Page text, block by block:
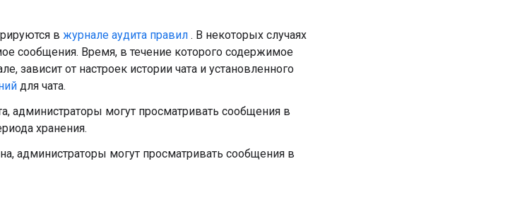
в журнале аудита правил . В некоторых случаях
сообщения. Время, в течение которого содержимое
зависит от настроек истории чата и установленного
для чата.
администраторы могут просматривать сообщения в
хранения.
администраторы могут просматривать сообщения в